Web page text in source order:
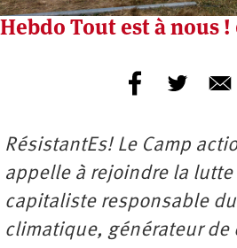
Hebdo Tout est à nous !
RésistantEs! Le Camp
appelle à rejoindre la
capitaliste responsable
climatique, générateur de